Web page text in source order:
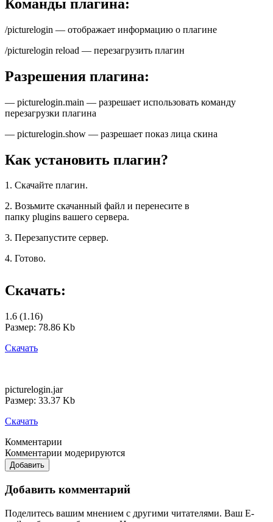
Команды плагина:
/picturelogin — отображает информацию о плагине
/picturelogin reload — перезагрузить плагин
Разрешения плагина:
— picturelogin.main — разрешает использовать команду
перезагрузки плагина
— picturelogin.show — разрешает показ лица скина
Как установить плагин?
1. Скачайте плагин.
2. Возьмите скачанный файл и перенесите в
папку plugins вашего сервера.
3. Перезапустите сервер.
4. Готово.
Скачать:
1.6 (1.16)
Размер: 78.86 Kb
Скачать
picturelogin.jar
Размер: 33.37 Kb
Скачать
Комментарии
Комментарии модерируются
Добавить
Добавить комментарий
Поделитесь вашим мнением с другими читателями. Ваш E-